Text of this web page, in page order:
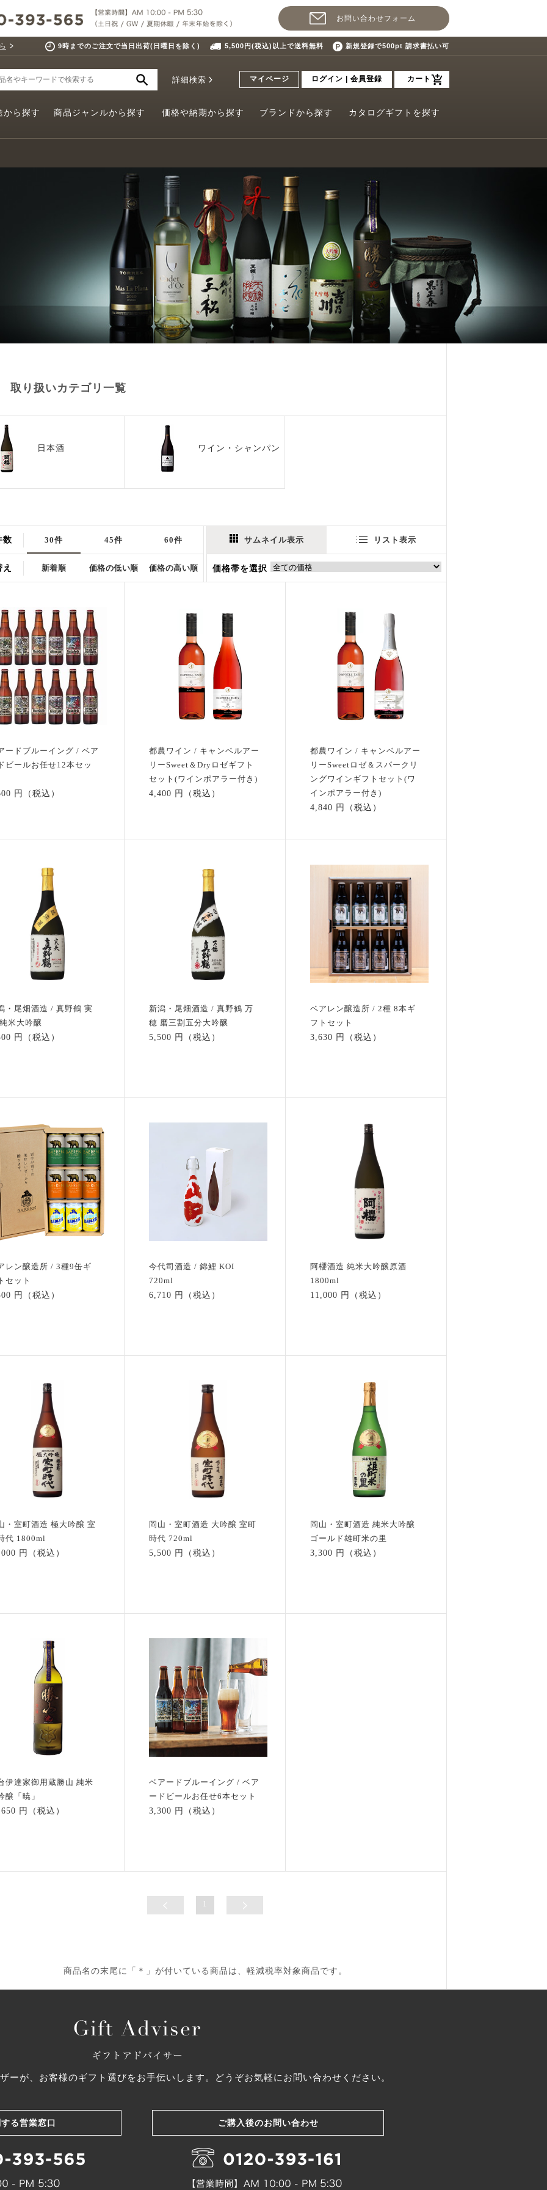
お問い合わせフォーム
9時までのご注文で当日出荷(日曜日を除く) 5,500円(税込)以上で送料無料 新規登録で500pt 請求書払い可
詳細検索 マイページ ログイン | 会員登録 カート
から探す 商品ジャンルから探す 価格や納期から探す ブランドから探す カタログギフトを探す
取り扱いカテゴリ一覧
日本酒 ワイン・シャンパン
数 30件 45件 60件
新着順 価格の低い順 価格の高い順
サムネイル表示 リスト表示
価格帯を選択
ードブルーイング / ベア
ビールお任せ12本セッ
円（税込）
都農ワイン / キャンベルアー
リーSweet＆Dryロゼギフト
セット(ワインポアラー付き)
4,400 円（税込）
都農ワイン / キャンベルアー
リーSweetロゼ＆スパークリ
ングワインギフトセット(ワ
インポアラー付き)
4,840 円（税込）
・尾畑酒造 / 真野鶴 実
米大吟醸
円（税込）
新潟・尾畑酒造 / 真野鶴 万
穂 磨三割五分大吟醸
5,500 円（税込）
ベアレン醸造所 / 2種 8本ギ
フトセット
3,630 円（税込）
レン醸造所 / 3種9缶ギ
セット
円（税込）
今代司酒造 / 錦鯉 KOI
720ml
6,710 円（税込）
阿櫻酒造 純米大吟醸原酒
1800ml
11,000 円（税込）
・室町酒造 極大吟醸 室
代 1800ml
円（税込）
岡山・室町酒造 大吟醸 室町
時代 720ml
5,500 円（税込）
岡山・室町酒造 純米大吟醸
ゴールド雄町米の里
3,300 円（税込）
伊達家御用蔵勝山 純米
醸「暁」
円（税込）
ベアードブルーイング / ベア
ードビールお任せ6本セット
3,300 円（税込）
1
商品名の末尾に「＊」が付いている商品は、軽減税率対象商品です。
ーが、お客様のギフト選びをお手伝いします。どうぞお気軽にお問い合わせください。
る営業窓口 ご購入後のお問い合わせ